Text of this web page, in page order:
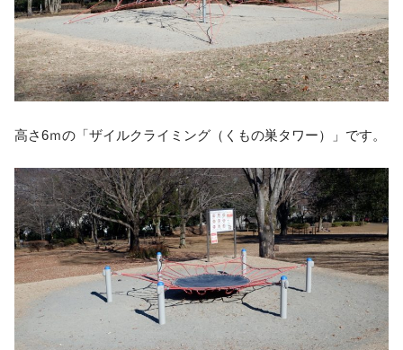
高さ6ｍの「ザイルクライミング（くもの巣タワー）」です。